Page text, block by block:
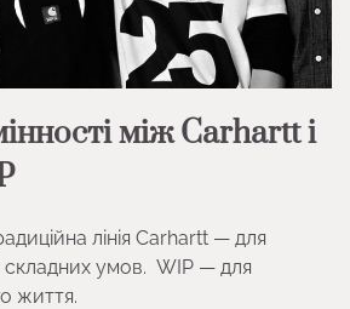
між Carhartt і
лінія Carhartt — для
складних умов. WIP — для
життя.